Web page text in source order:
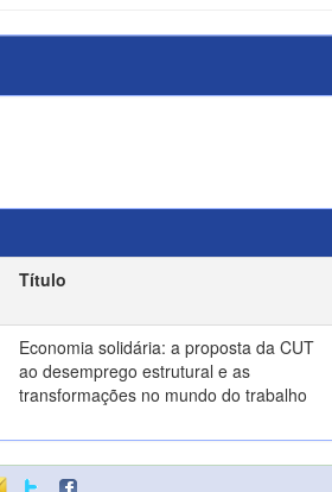
Título
Economia solidária: a proposta da CUT
ao desemprego estrutural e as
transformações no mundo do trabalho